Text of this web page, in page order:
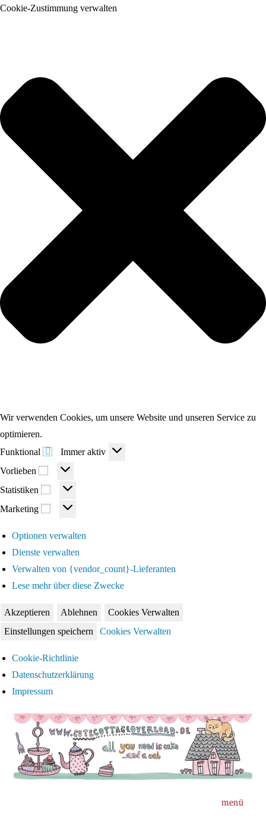
Cookie-Zustimmung verwalten
Wir verwenden Cookies, um unsere Website und unseren Service zu
optimieren.
Funktional
Funktional
Immer aktiv
Vorlieben
Vorlieben
Statistiken Statistiken
Marketing Marketing
Optionen verwalten
Dienste verwalten
Verwalten von {vendor_count}-Lieferanten
Lese mehr über diese Zwecke
Akzeptieren Ablehnen
Cookies Verwalten
Einstellungen speichern
Cookies Verwalten
Cookie-Richtlinie
Datenschutzerklärung
Impressum
Zum
springen
menü